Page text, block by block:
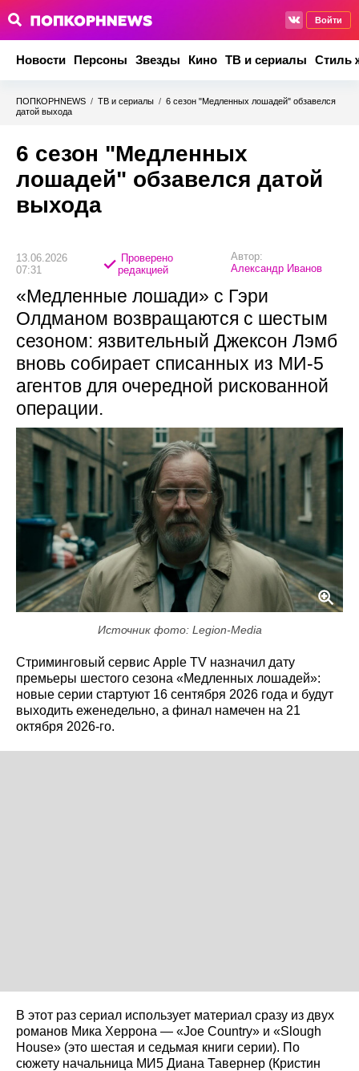
Войти
Новости Персоны Звезды Кино ТВ и сериалы Стиль
ПОПКОРНNEWS / ТВ и сериалы / 6 сезон "Медленных лошадей" обзавелся
датой выхода
6 сезон "Медленных
лошадей" обзавелся датой
выхода
13.06.2026
07:31
Проверено
редакцией
Автор:
Александр Иванов
«Медленные лошади» с Гэри
Олдманом возвращаются с шестым
сезоном: язвительный Джексон Лэмб
вновь собирает списанных из МИ‑5
агентов для очередной рискованной
операции.
Источник фото: Legion-Media
Стриминговый сервис Apple TV назначил дату
премьеры шестого сезона «Медленных лошадей»:
новые серии стартуют 16 сентября 2026 года и будут
выходить еженедельно, а финал намечен на 21
октября 2026-го.
В этот раз сериал использует материал сразу из двух
романов Мика Херрона — «Joe Country» и «Slough
House» (это шестая и седьмая книги серии). По
сюжету начальница МИ5 Диана Тавернер (Кристин